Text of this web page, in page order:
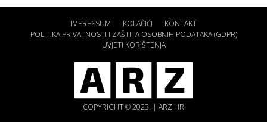
IMPRESSUM KOLAČIĆI
KONTAKT
POLITIKA PRIVATNOSTI I ZAŠTITA OSOBNIH PODATAKA (GDPR)
UVJETI KORIŠTENJA
COPYRIGHT © 2023. | ARZ.HR